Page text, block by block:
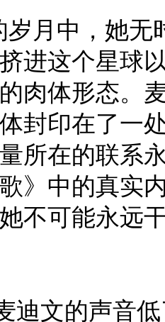
月中，她无
进这个星球
肉体形态。
封印在了一
所在的联系
歌》中的真实
不可能永远
文的声音低